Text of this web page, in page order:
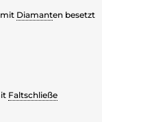
mit Diamanten besetzt
Faltschließe